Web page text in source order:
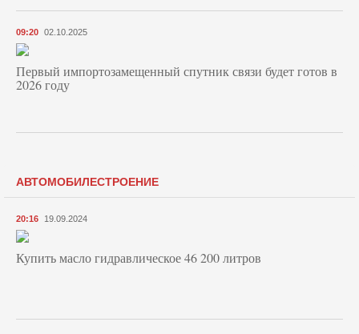
09:20 02.10.2025
Первый импортозамещенный спутник связи будет готов в
2026 году
АВТОМОБИЛЕСТРОЕНИЕ
20:16 19.09.2024
Купить масло гидравлическое 46 200 литров